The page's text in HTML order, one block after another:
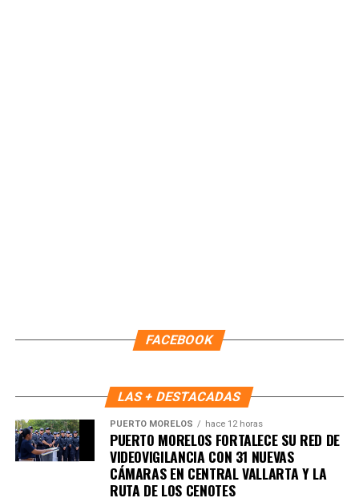
El coordinador estatal de Protección Civil, Guillermo Núñez
Leal, reconoció el esfuerzo del Ayuntamiento y señaló que
el Atlas es una herramienta estratégica que permitirá
proteger la vida, el patrimonio y fortalecer comunidades
FACEBOOK
LAS + DESTACADAS
PUERTO MORELOS hace 12 horas
PUERTO MORELOS FORTALECE SU RED DE
VIDEOVIGILANCIA CON 31 NUEVAS
CÁMARAS EN CENTRAL VALLARTA Y LA
RUTA DE LOS CENOTES